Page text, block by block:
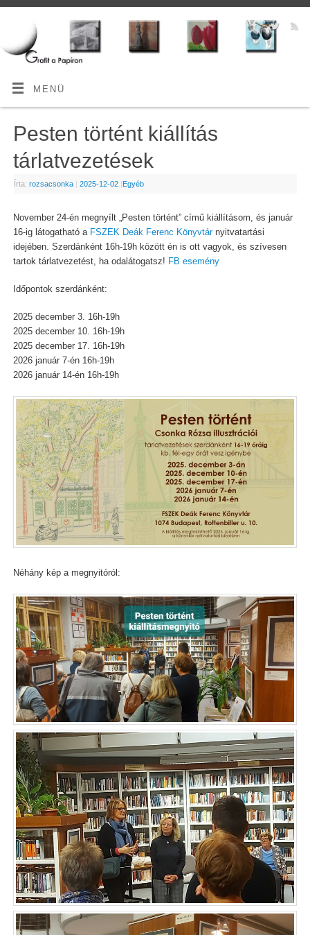
MENÜ
Pesten történt kiállítás
tárlatvezetések
Írta: rozsacsonka | 2025-12-02 |Egyéb
November 24-én megnyílt „Pesten történt” című kiállításom, és január
16-ig látogatható a FSZEK Deák Ferenc Könyvtárnyitvatartási
idejében. Szerdánként 16h-19h között én is ott vagyok, és szívesen
tartok tárlatvezetést, ha odalátogatsz! FB esemény
Időpontok szerdánként:
2025 december 3. 16h-19h
2025 december 10. 16h-19h
2025 december 17. 16h-19h
2026 január 7-én 16h-19h
2026 január 14-én 16h-19h
Néhány kép a megnyitóról: